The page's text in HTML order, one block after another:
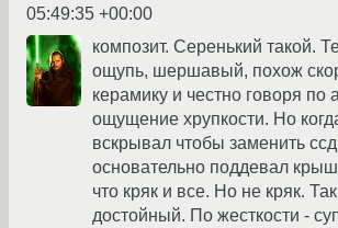
05:49:35 +00:00
композит. Серенький такой.
ощупь, шершавый, похож
керамику и честно говоря по
ощущение хрупкости. Но
вскрывал чтобы заменить
основательно поддевал
что кряк и все. Но не кряк.
достойный. По жесткости -